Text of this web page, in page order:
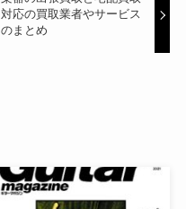
対応の買取業者やサービス
のまとめ